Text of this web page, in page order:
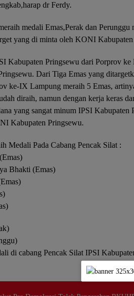
dr Ferdy.
medali Emas,Perak dan Perunggu
yang di minta oleh KONI
Kabupaten Pringsewu dari Porprov
Dari Tiga Emas yang
ke-IX Lampung meraih 5 Emas,
diraih, namun dengan kerja keras
yang sangat minum IPSI Kabupaten
Kabupaten Pringsewu.
Medali Pada Cabang Pencak Silat :
Bhakti (Emas)
di cabang Pencak Silat IPSI